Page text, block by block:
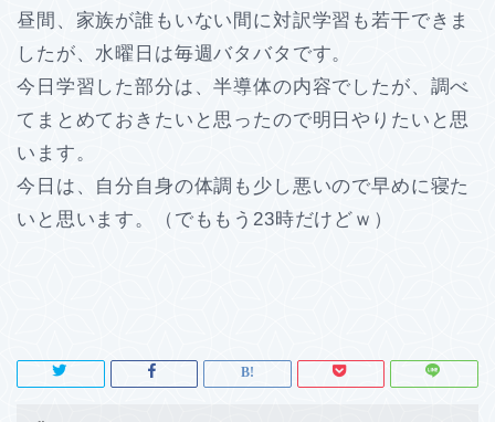
昼間、家族が誰もいない間に対訳学習も若干できま
したが、水曜日は毎週バタバタです。
今日学習した部分は、半導体の内容でしたが、調べ
てまとめておきたいと思ったので明日やりたいと思
います。
今日は、自分自身の体調も少し悪いので早めに寝た
いと思います。（でももう23時だけどｗ）